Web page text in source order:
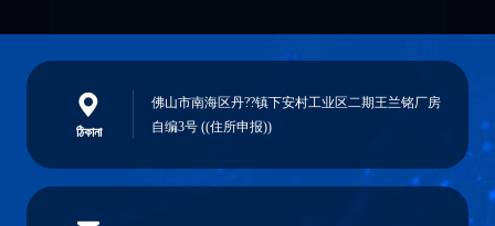
ঠিকানা
佛山市南海区丹??镇下安村工业区二期王兰铭厂房
自编3号 ((住所申报))